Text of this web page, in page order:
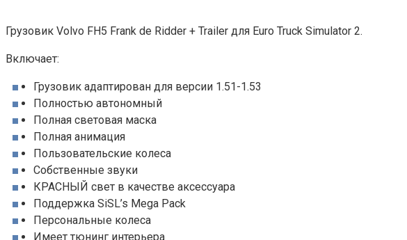
Грузовик Volvo FH5 Frank de Ridder + Trailer для Euro Truck Simulator 2.
Включает:
Грузовик адаптирован для версии 1.51-1.53
​​Полностью автономный
Полная световая маска
Полная анимация
Пользовательские колеса
Собственные звуки
КРАСНЫЙ свет в качестве аксессуара
Поддержка SiSL’s Mega Pack
Персональные колеса
Имеет тюнинг интерьера